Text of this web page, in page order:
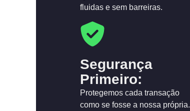
fluidas e sem barreiras.
Segurança
Primeiro:
Protegemos cada transação
como se fosse a nossa própria.